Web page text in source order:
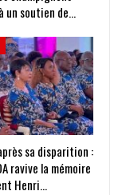
un soutien de…
sa disparition :
ravive la mémoire
Henri…